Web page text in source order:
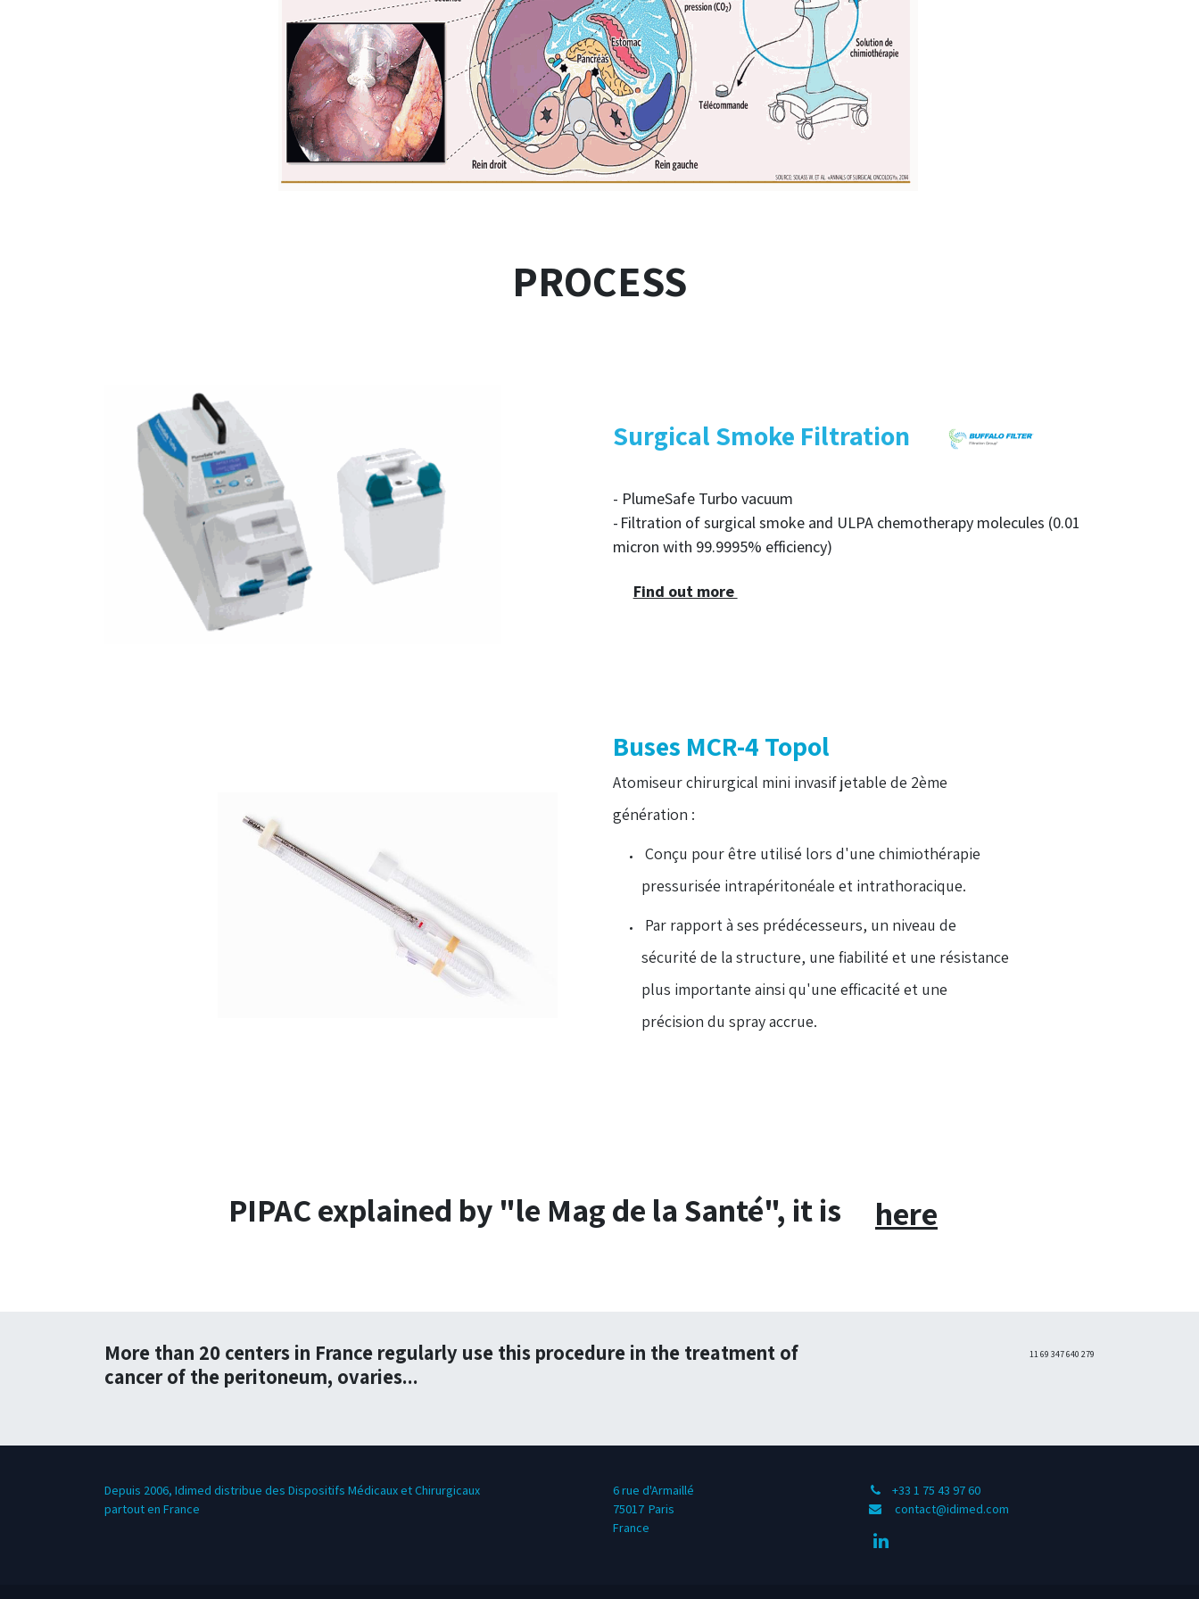
PROCESS
Surgical Smoke Filtration
- PlumeSafe Turbo vacuum
- Filtration of surgical smoke and ULPA chemotherapy molecules (0.01
micron with 99.9995% efficiency)
Find out more
Buses MCR-4 Topol
Atomiseur chirurgical mini invasif jetable de 2ème
génération :
Conçu pour être utilisé lors d'une chimiothérapie
pressurisée intrapéritonéale et intrathoracique.
Par rapport à ses prédécesseurs, un niveau de
sécurité de la structure, une fiabilité et une résistance
plus importante ainsi qu'une efficacité et une
précision du spray accrue.
PIPAC explained by "le Mag de la Santé", it is here
More than 20 centers in France regularly use this procedure in the treatment of
cancer of the peritoneum, ovaries...
11 69 347 640 279
Depuis 2006, Idimed distribue des Dispositifs Médicaux et Chirurgicaux
partout en France
6 rue d'Armaillé
75017 Paris
France
+33 1 75 43 97 60
contact@idimed.com